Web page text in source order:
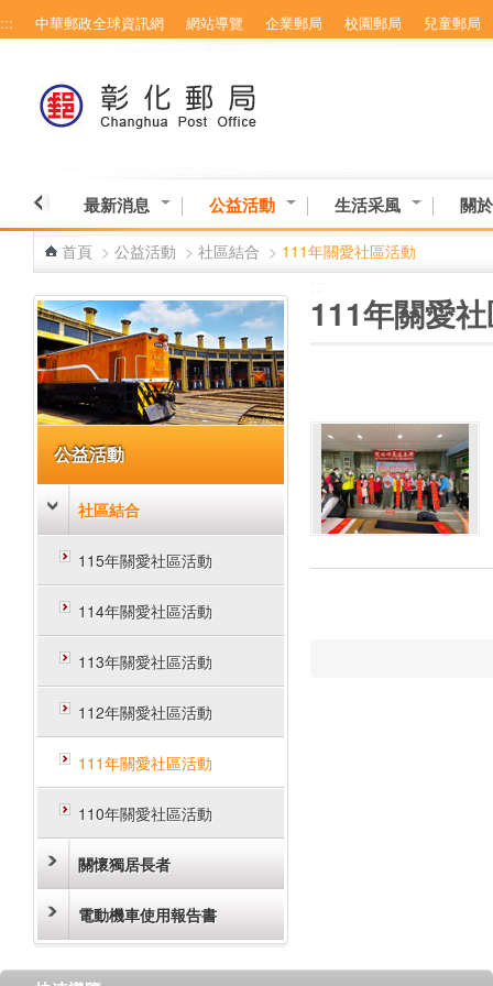
跳到主要內容區塊
::: 中華郵政全球資訊網 網站導覽 企業郵局 校園郵局 兒童郵局
最新消息 公益活動 生活采風 關
首頁 > 公益活動 > 社區結合 > 111年關愛社區活動
公益活動
社區結合
115年關愛社區活動
114年關愛社區活動
113年關愛社區活動
112年關愛社區活動
111年關愛社區活動
110年關愛社區活動
關懷獨居長者
電動機車使用報告書
111年關愛